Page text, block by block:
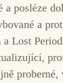
a posléze
a
Lost
proberné,